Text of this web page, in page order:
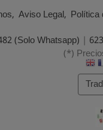
Aviso Legal Política
(Solo Whatsapp) |
(*)